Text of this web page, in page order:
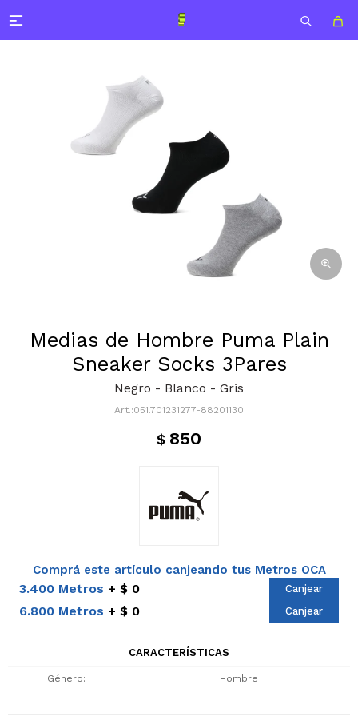

Medias de Hombre Puma Plain
Sneaker Socks 3Pares
Negro - Blanco - Gris
051.701231277-88201130
$ 850
Comprá este artículo canjeando tus Metros OCA
3.400 Metros $ 0 Canjear
6.800 Metros $ 0 Canjear
CARACTERÍSTICAS
Género Hombre